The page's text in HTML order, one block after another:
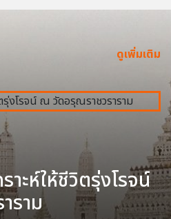
ดูเพิ่มเติม
ราะห์ให้ชีวิตรุ่งโรจน์
ราม